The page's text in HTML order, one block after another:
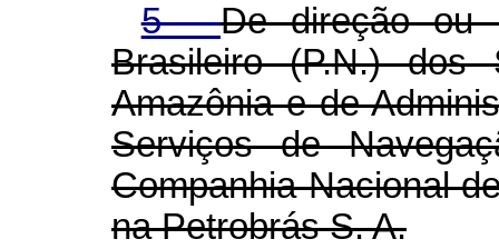
5 -De direção ou
Brasileiro (P.N.) dos
Amazônia e de
Serviços de
Companhia Nacional
na Petrobrás S. A.